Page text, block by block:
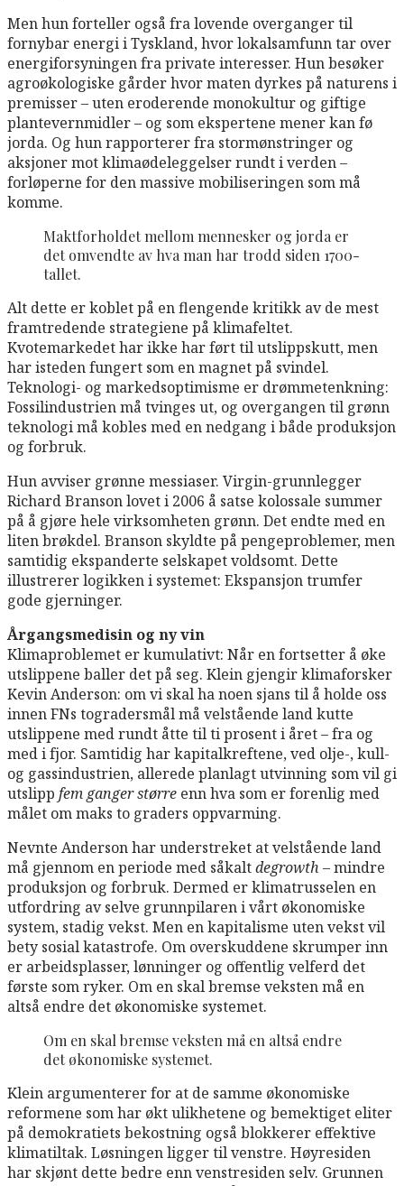
Men hun forteller også fra lovende overganger til
fornybar energi i Tyskland, hvor lokalsamfunn tar over
energiforsyningen fra private interesser. Hun besøker
agroøkologiske gårder hvor maten dyrkes på naturens i
premisser – uten eroderende monokultur og giftige
plantevernmidler – og som ekspertene mener kan fø
jorda. Og hun rapporterer fra stormønstringer og
aksjoner mot klimaødeleggelser rundt i verden –
forløperne for den massive mobiliseringen som må
komme.
Maktforholdet mellom mennesker og jorda er
det omvendte av hva man har trodd siden 1700-
tallet.
Alt dette er koblet på en flengende kritikk av de mest
framtredende strategiene på klimafeltet.
Kvotemarkedet har ikke har ført til utslippskutt, men
har isteden fungert som en magnet på svindel.
Teknologi- og markedsoptimisme er drømmetenkning:
Fossilindustrien må tvinges ut, og overgangen til grønn
teknologi må kobles med en nedgang i både produksjon
og forbruk.
Hun avviser grønne messiaser. Virgin-grunnlegger
Richard Branson lovet i 2006 å satse kolossale summer
på å gjøre hele virksomheten grønn. Det endte med en
liten brøkdel. Branson skyldte på pengeproblemer, men
samtidig ekspanderte selskapet voldsomt. Dette
illustrerer logikken i systemet: Ekspansjon trumfer
gode gjerninger.
Årgangsmedisin og ny vin
Klimaproblemet er kumulativt: Når en fortsetter å øke
utslippene baller det på seg. Klein gjengir klimaforsker
Kevin Anderson: om vi skal ha noen sjans til å holde oss
innen FNs togradersmål må velstående land kutte
utslippene med rundt åtte til ti prosent i året – fra og
med i fjor. Samtidig har kapitalkreftene, ved olje-, kull-
og gassindustrien, allerede planlagt utvinning som vil gi
utslipp fem ganger større enn hva som er forenlig med
målet om maks to graders oppvarming.
Nevnte Anderson har understreket at velstående land
må gjennom en periode med såkaltdegrowth – mindre
produksjon og forbruk. Dermed er klimatrusselen en
utfordring av selve grunnpilaren i vårt økonomiske
system, stadig vekst. Men en kapitalisme uten vekst vil
bety sosial katastrofe. Om overskuddene skrumper inn
er arbeidsplasser, lønninger og offentlig velferd det
første som ryker. Om en skal bremse veksten må en
altså endre det økonomiske systemet.
Om en skal bremse veksten må en altså endre
det økonomiske systemet.
Klein argumenterer for at de samme økonomiske
reformene som har økt ulikhetene og bemektiget eliter
på demokratiets bekostning også blokkerer effektive
klimatiltak. Løsningen ligger til venstre. Høyresiden
har skjønt dette bedre enn venstresiden selv. Grunnen